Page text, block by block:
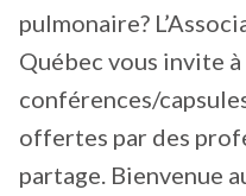
pulmonaire?
Québec vous invite
conférences/
offertes par des
partage. Bienvenue